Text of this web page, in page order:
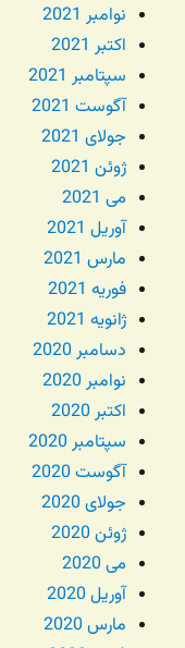
نوامبر 2021
اکتبر 2021
سپتامبر 2021
آگوست 2021
جولای 2021
ژوئن 2021
می 2021
آوریل 2021
مارس 2021
فوریه 2021
ژانویه 2021
دسامبر 2020
نوامبر 2020
اکتبر 2020
سپتامبر 2020
آگوست 2020
جولای 2020
ژوئن 2020
می 2020
آوریل 2020
مارس 2020